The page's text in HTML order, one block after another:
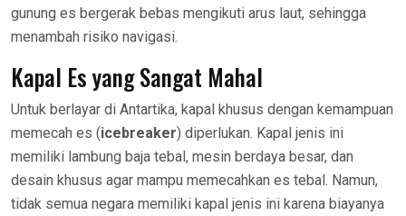
gunung es bergerak bebas mengikuti arus laut, sehingga
menambah risiko navigasi.
Kapal Es yang Sangat Mahal
Untuk berlayar di Antartika, kapal khusus dengan kemampuan
memecah es (icebreaker) diperlukan. Kapal jenis ini
memiliki lambung baja tebal, mesin berdaya besar, dan
desain khusus agar mampu memecahkan es tebal. Namun,
tidak semua negara memiliki kapal jenis ini karena biayanya